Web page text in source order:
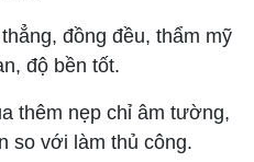
đồng đều, thẩm mỹ
độ bền tốt.
thêm nẹp chỉ âm tường,
so với làm thủ công.